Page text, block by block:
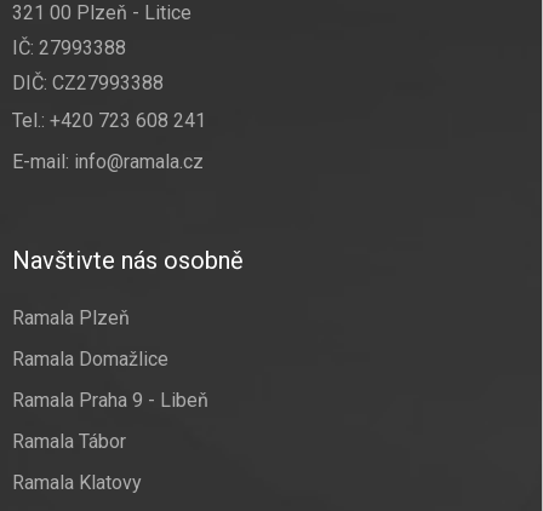
321 00 Plzeň - Litice
IČ: 27993388
DIČ: CZ27993388
Tel.: +420 723 608 241
E-mail: info@ramala.cz
Navštivte nás osobně
Ramala Plzeň
Ramala Domažlice
Ramala Praha 9 - Libeň
Ramala Tábor
Ramala Klatovy